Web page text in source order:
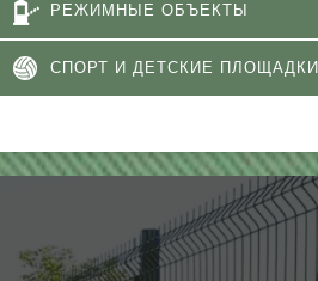
РЕЖИМНЫЕ ОБЪЕКТЫ
СПОРТ И ДЕТСКИЕ ПЛОЩАДКИ